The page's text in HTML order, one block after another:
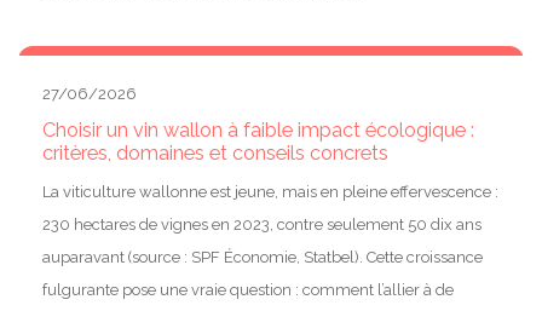
27/06/2026
Choisir un vin wallon à faible impact écologique :
critères, domaines et conseils concrets
La viticulture wallonne est jeune, mais en pleine effervescence :
230 hectares de vignes en 2023, contre seulement 50 dix ans
auparavant (source : SPF Économie, Statbel). Cette croissance
fulgurante pose une vraie question : comment l’allier à de